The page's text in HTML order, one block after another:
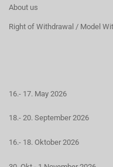
About us
Right of Withdrawal / Model
16.- 17. May 2026
18.- 20. September 2026
16.- 18. Oktober 2026